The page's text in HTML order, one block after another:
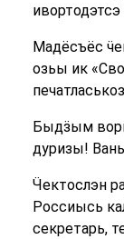
ивортодэтсэ
Мадёсъёс
озьы ик
Быдӟым
дуризы!
Ӵектослэн
Россиысь
секретарь,